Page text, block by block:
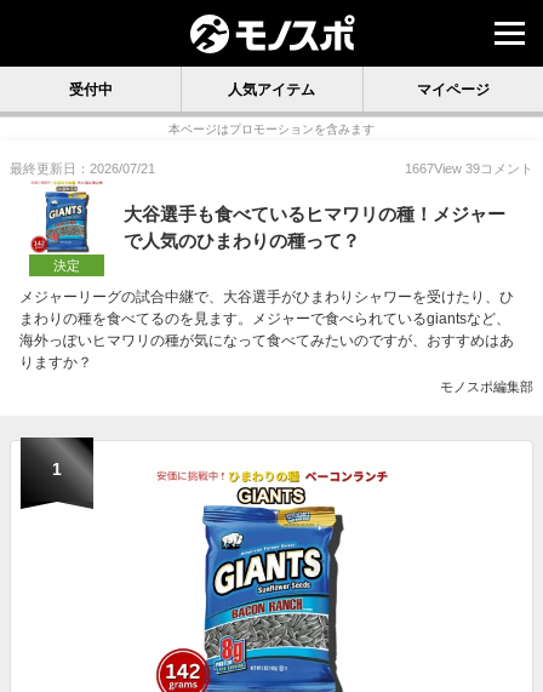
受付中 人気アイテム マイページ
本ページはプロモーションを含みます
最終更新日：2026/07/21 1667View 39コメント
決定
大谷選手も食べているヒマワリの種！メジャー
で人気のひまわりの種って？
メジャーリーグの試合中継で、大谷選手がひまわりシャワーを受けたり、ひ
まわりの種を食べてるのを見ます。メジャーで食べられているgiantsなど、
海外っぽいヒマワリの種が気になって食べてみたいのですが、おすすめはあ
りますか？
モノスポ編集部
1